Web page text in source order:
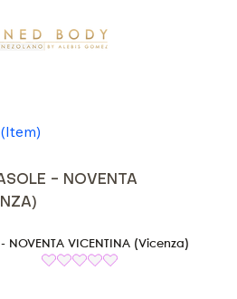
- NOVENTA
- NOVENTA VICENTINA (Vicenza)